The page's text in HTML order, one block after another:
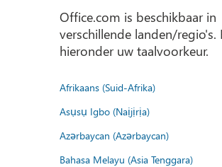
Office.com is beschikbaar in
verschillende landen/regio's.
hieronder uw taalvoorkeur.
Afrikaans (Suid-Afrika)
Asụsụ Igbo (Naịjịrịa)
Azərbaycan (Azərbaycan)
Bahasa Melayu (Asia Tenggara)